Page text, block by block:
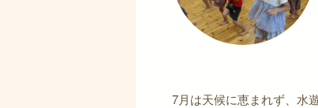
7月は天候に恵まれず、水